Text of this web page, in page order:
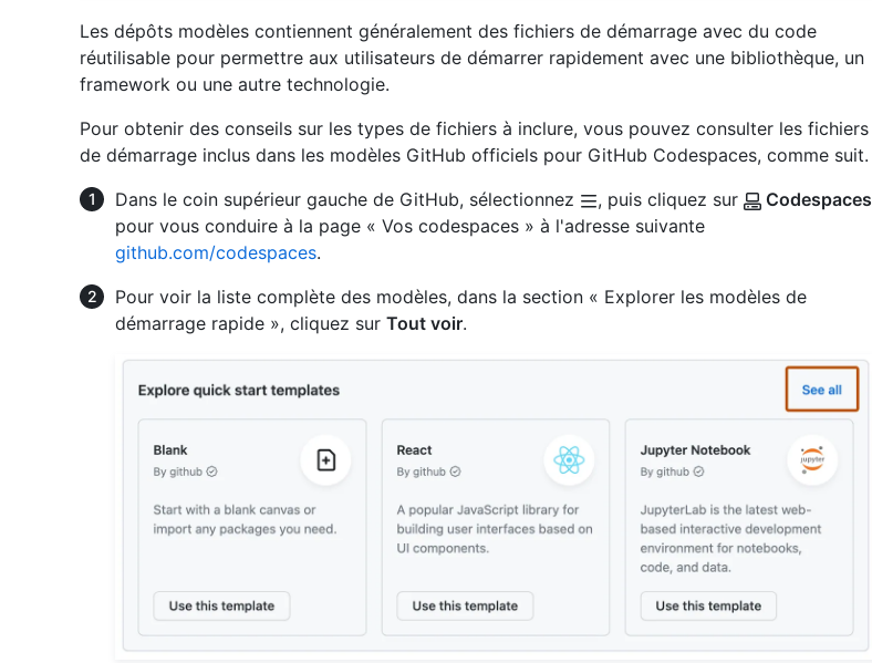
Les dépôts modèles contiennent généralement des fichiers de démarrage avec du code
réutilisable pour permettre aux utilisateurs de démarrer rapidement avec une bibliothèque, un
framework ou une autre technologie.
Pour obtenir des conseils sur les types de fichiers à inclure, vous pouvez consulter les fichiers
de démarrage inclus dans les modèles GitHub officiels pour GitHub Codespaces, comme suit.
Dans le coin supérieur gauche de GitHub, sélectionnez
, puis cliquez sur
Codespaces
pour vous conduire à la page « Vos codespaces » à l'adresse suivante
github.com/codespaces.
Pour voir la liste complète des modèles, dans la section « Explorer les modèles de
démarrage rapide », cliquez sur Tout voir.